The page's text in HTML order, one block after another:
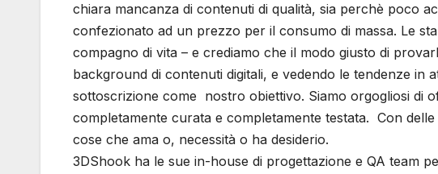
chiara mancanza di contenuti di qualità, sia perchè poco
confezionato ad un prezzo per il consumo di massa. Le
compagno di vita – e crediamo che il modo giusto di
background di contenuti digitali, e vedendo le tendenze in
sottoscrizione come nostro obiettivo. Siamo orgogliosi di
completamente curata e completamente testata. Con
cose che ama o, necessità o ha desiderio.
3DShook ha le sue in-house di progettazione e QA team